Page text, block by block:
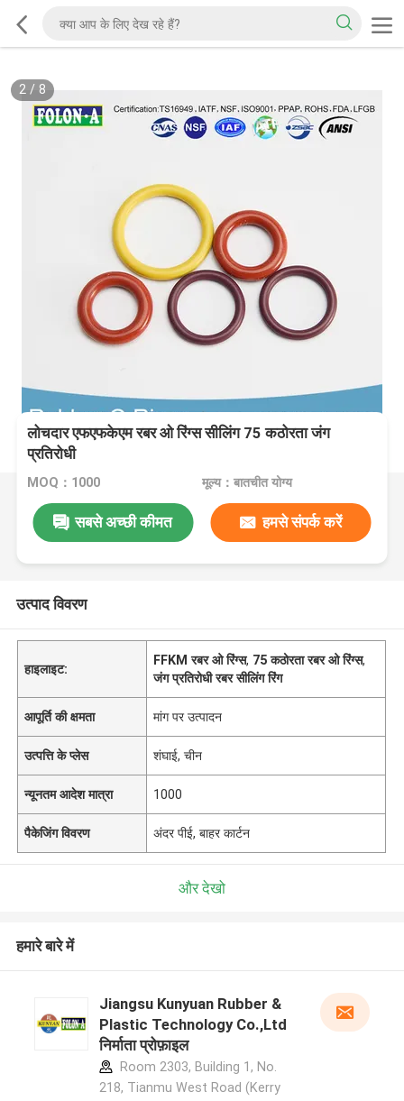
2/ 8
लोचदार एफएफकेएम रबर ओ रिंग्स सीलिंग 75 कठोरता जंग
प्रतिरोधी
MOQ：1000 मूल्य：बातचीत योग्य
सबसे अच्छी कीमत हमसे संपर्क करें
उत्पाद विवरण
हाइलाइट:
FFKM रबर ओ रिंग्स, 75 कठोरता रबर ओ रिंग्स,
जंग प्रतिरोधी रबर सीलिंग रिंग
आपूर्ति की क्षमता मांग पर उत्पादन
उत्पत्ति के प्लेस शंघाई, चीन
न्यूनतम आदेश मात्रा 1000
पैकेजिंग विवरण अंदर पीई, बाहर कार्टन
और देखो
हमारे बारे में
Jiangsu Kunyuan Rubber &
Plastic Technology Co.,Ltd
निर्माता प्रोफ़ाइल
Room 2303, Building 1, No.
218, Tianmu West Road (Kerry